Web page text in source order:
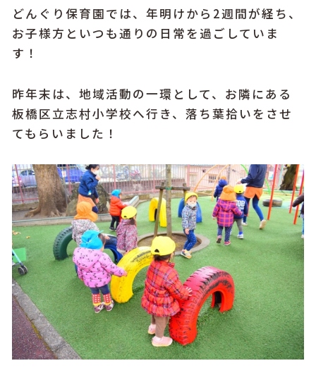
どんぐり保育園では、年明けから2週間が経ち、
お子様方といつも通りの日常を過ごしていま
す！
昨年末は、地域活動の一環として、お隣にある
板橋区立志村小学校へ行き、落ち葉拾いをさせ
てもらいました！